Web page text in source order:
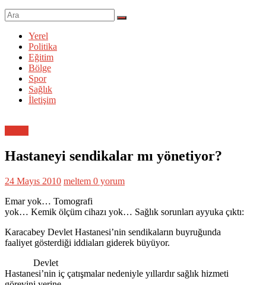
Yerel
Politika
Eğitim
Bölge
Spor
Sağlık
İletişim
Hastaneyi sendikalar mı yönetiyor?
24 Mayıs 2010 meltem 0 yorum
Emar yok… Tomografi
yok… Kemik ölçüm cihazı yok… Sağlık sorunları ayyuka çıktı:
Karacabey Devlet Hastanesi’nin sendikaların buyruğunda
faaliyet gösterdiği iddiaları giderek büyüyor.
Devlet
Hastanesi’nin iç çatışmalar nedeniyle yıllardır sağlık hizmeti